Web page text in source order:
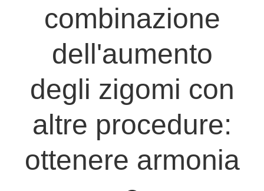
combinazione
dell'aumento
degli zigomi con
altre procedure:
ottenere armonia